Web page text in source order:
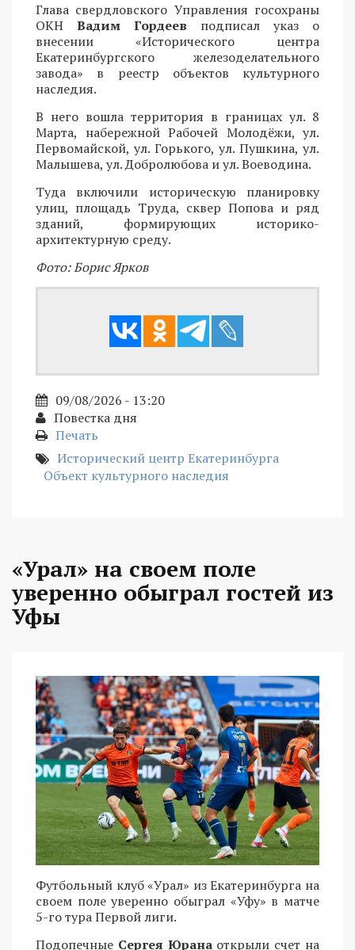
Глава свердловского Управления госохраны
ОКН Вадим Гордеев подписал указ о
внесении «Исторического центра
Екатеринбургского железоделательного
завода» в реестр объектов культурного
наследия.
В него вошла территория в границах ул. 8
Марта, набережной Рабочей Молодёжи, ул.
Первомайской, ул. Горького, ул. Пушкина, ул.
Малышева, ул. Добролюбова и ул. Воеводина.
Туда включили историческую планировку
улиц, площадь Труда, сквер Попова и ряд
зданий, формирующих историко-
архитектурную среду.
Фото: Борис Ярков
09/08/2026 - 13:20
Повестка дня
Печать
Исторический центр Екатеринбурга
Объект культурного наследия
«Урал» на своем поле
уверенно обыграл гостей из
Уфы
Футбольный клуб «Урал» из Екатеринбурга на
своем поле уверенно обыграл «Уфу» в матче
5-го тура Первой лиги.
Подопечные Сергея Юрана открыли счет на